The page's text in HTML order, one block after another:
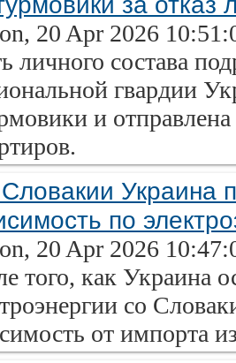
20 Apr 2026
личного состава
гвардии
и отправлена
Украина
по
20 Apr 2026
того, как Украина
со
от импорта